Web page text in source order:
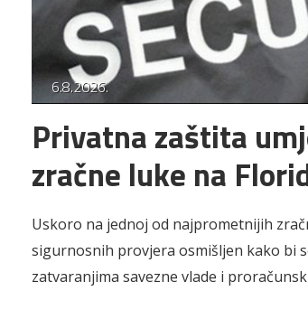
6.8.2026.
Privatna zaštita
zračne luke na
Uskoro na jednoj od najprometnijih
sigurnosnih provjera osmišljen kako bi
zatvaranjima savezne vlade i